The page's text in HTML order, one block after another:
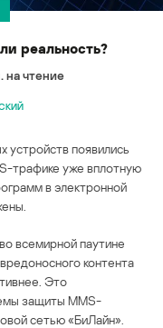
реальность?
на чтение
появились
трафике уже вплотную
в электронной
всемирной паутине
контента
Это
защиты MMS-
сетью «БиЛайн».